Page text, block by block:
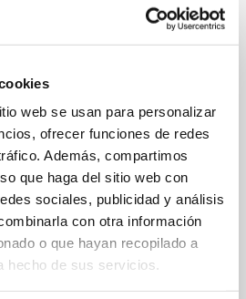
web se usan para personalizar
ofrecer funciones de redes
Además, compartimos
que haga del sitio web con
sociales, publicidad y análisis
con otra información
o que hayan recopilado a
hecho de sus servicios.
rellena la zona del contorno.
de expresión.
reduciendo bolsas y ojeras.
calmante y confort.